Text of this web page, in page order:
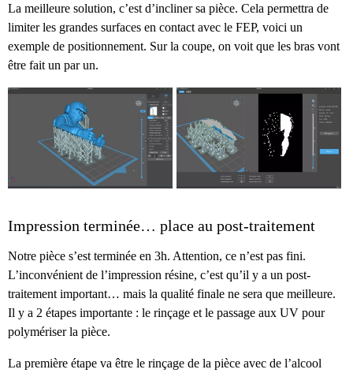
La meilleure solution, c’est d’incliner sa pièce. Cela permettra de
limiter les grandes surfaces en contact avec le FEP, voici un
exemple de positionnement. Sur la coupe, on voit que les bras vont
être fait un par un.
Impression terminée… place au post-traitement
Notre pièce s’est terminée en 3h. Attention, ce n’est pas fini.
L’inconvénient de l’impression résine, c’est qu’il y a un post-
traitement important… mais la qualité finale ne sera que meilleure.
Il y a 2 étapes importante : le rinçage et le passage aux UV pour
polymériser la pièce.
La première étape va être le rinçage de la pièce avec de l’alcool